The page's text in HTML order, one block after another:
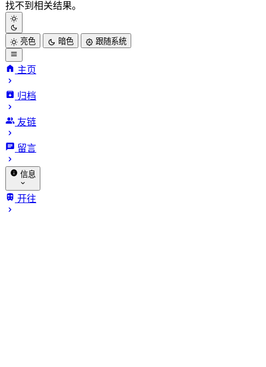
找不到相关结果。
亮色 暗色 跟随系统
主页
归档
友链
留言
信息
关于我
开往
归档